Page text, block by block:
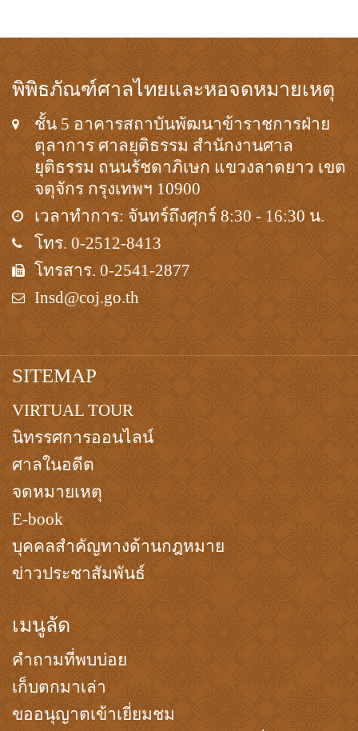
พิพิธภัณฑ์ศาลไทยและหอจดหมายเหตุ
ชั้น 5 อาคารสถาบันพัฒนาข้าราชการฝ่าย
ตุลาการ ศาลยุติธรรม สำนักงานศาล
ยุติธรรม ถนนรัชดาภิเษก แขวงลาดยาว เขต
จตุจักร กรุงเทพฯ 10900
เวลาทำการ: จันทร์ถึงศุกร์ 8:30 - 16:30 น.
โทร. 0-2512-8413
โทรสาร. 0-2541-2877
Insd@coj.go.th
SITEMAP
VIRTUAL TOUR
นิทรรศการออนไลน์
ศาลในอดีต
จดหมายเหตุ
E-book
บุคคลสำคัญทางด้านกฎหมาย
ข่าวประชาสัมพันธ์
เมนูลัด
คำถามที่พบบ่อย
เก็บตกมาเล่า
ขออนุญาตเข้าเยี่ยมชม